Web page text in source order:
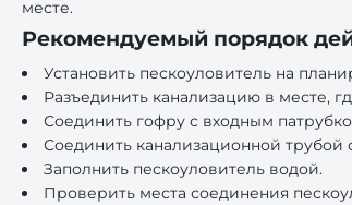
месте.
Рекомендуемый порядок
Установить пескоуловитель на
Разъединить канализацию в месте,
Соединить гофру с входным
Соединить канализационной трубой
Заполнить пескоуловитель водой.
Проверить места соединения